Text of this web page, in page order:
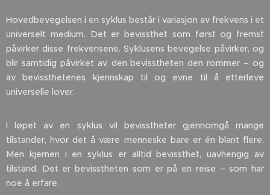
Hovedbevegelsen i en syklus består i variasjon av frekvens i et
universelt medium. Det er bevissthet som først og fremst
påvirker disse frekvensene. Syklusens bevegelse påvirker, og
blir samtidig påvirket av, den bevisstheten den rommer – og
av bevissthetenes kjennskap til og evne til å etterleve
universelle lover.
I løpet av en syklus vil bevisstheter gjennomgå mange
tilstander, hvor det å være menneske bare er én blant flere.
Men kjernen i en syklus er alltid bevissthet, uavhengig av
tilstand. Det er bevisstheten som er på en reise – som har
noe å erfare.